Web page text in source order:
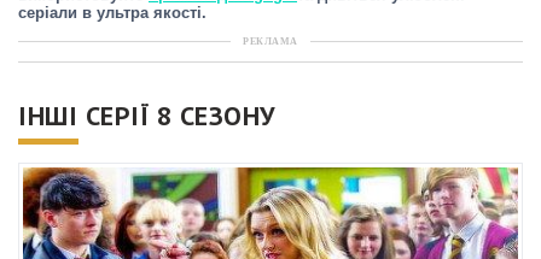
серіали в ультра якості.
РЕКЛАМА
ІНШІ СЕРІЇ 8 СЕЗОНУ